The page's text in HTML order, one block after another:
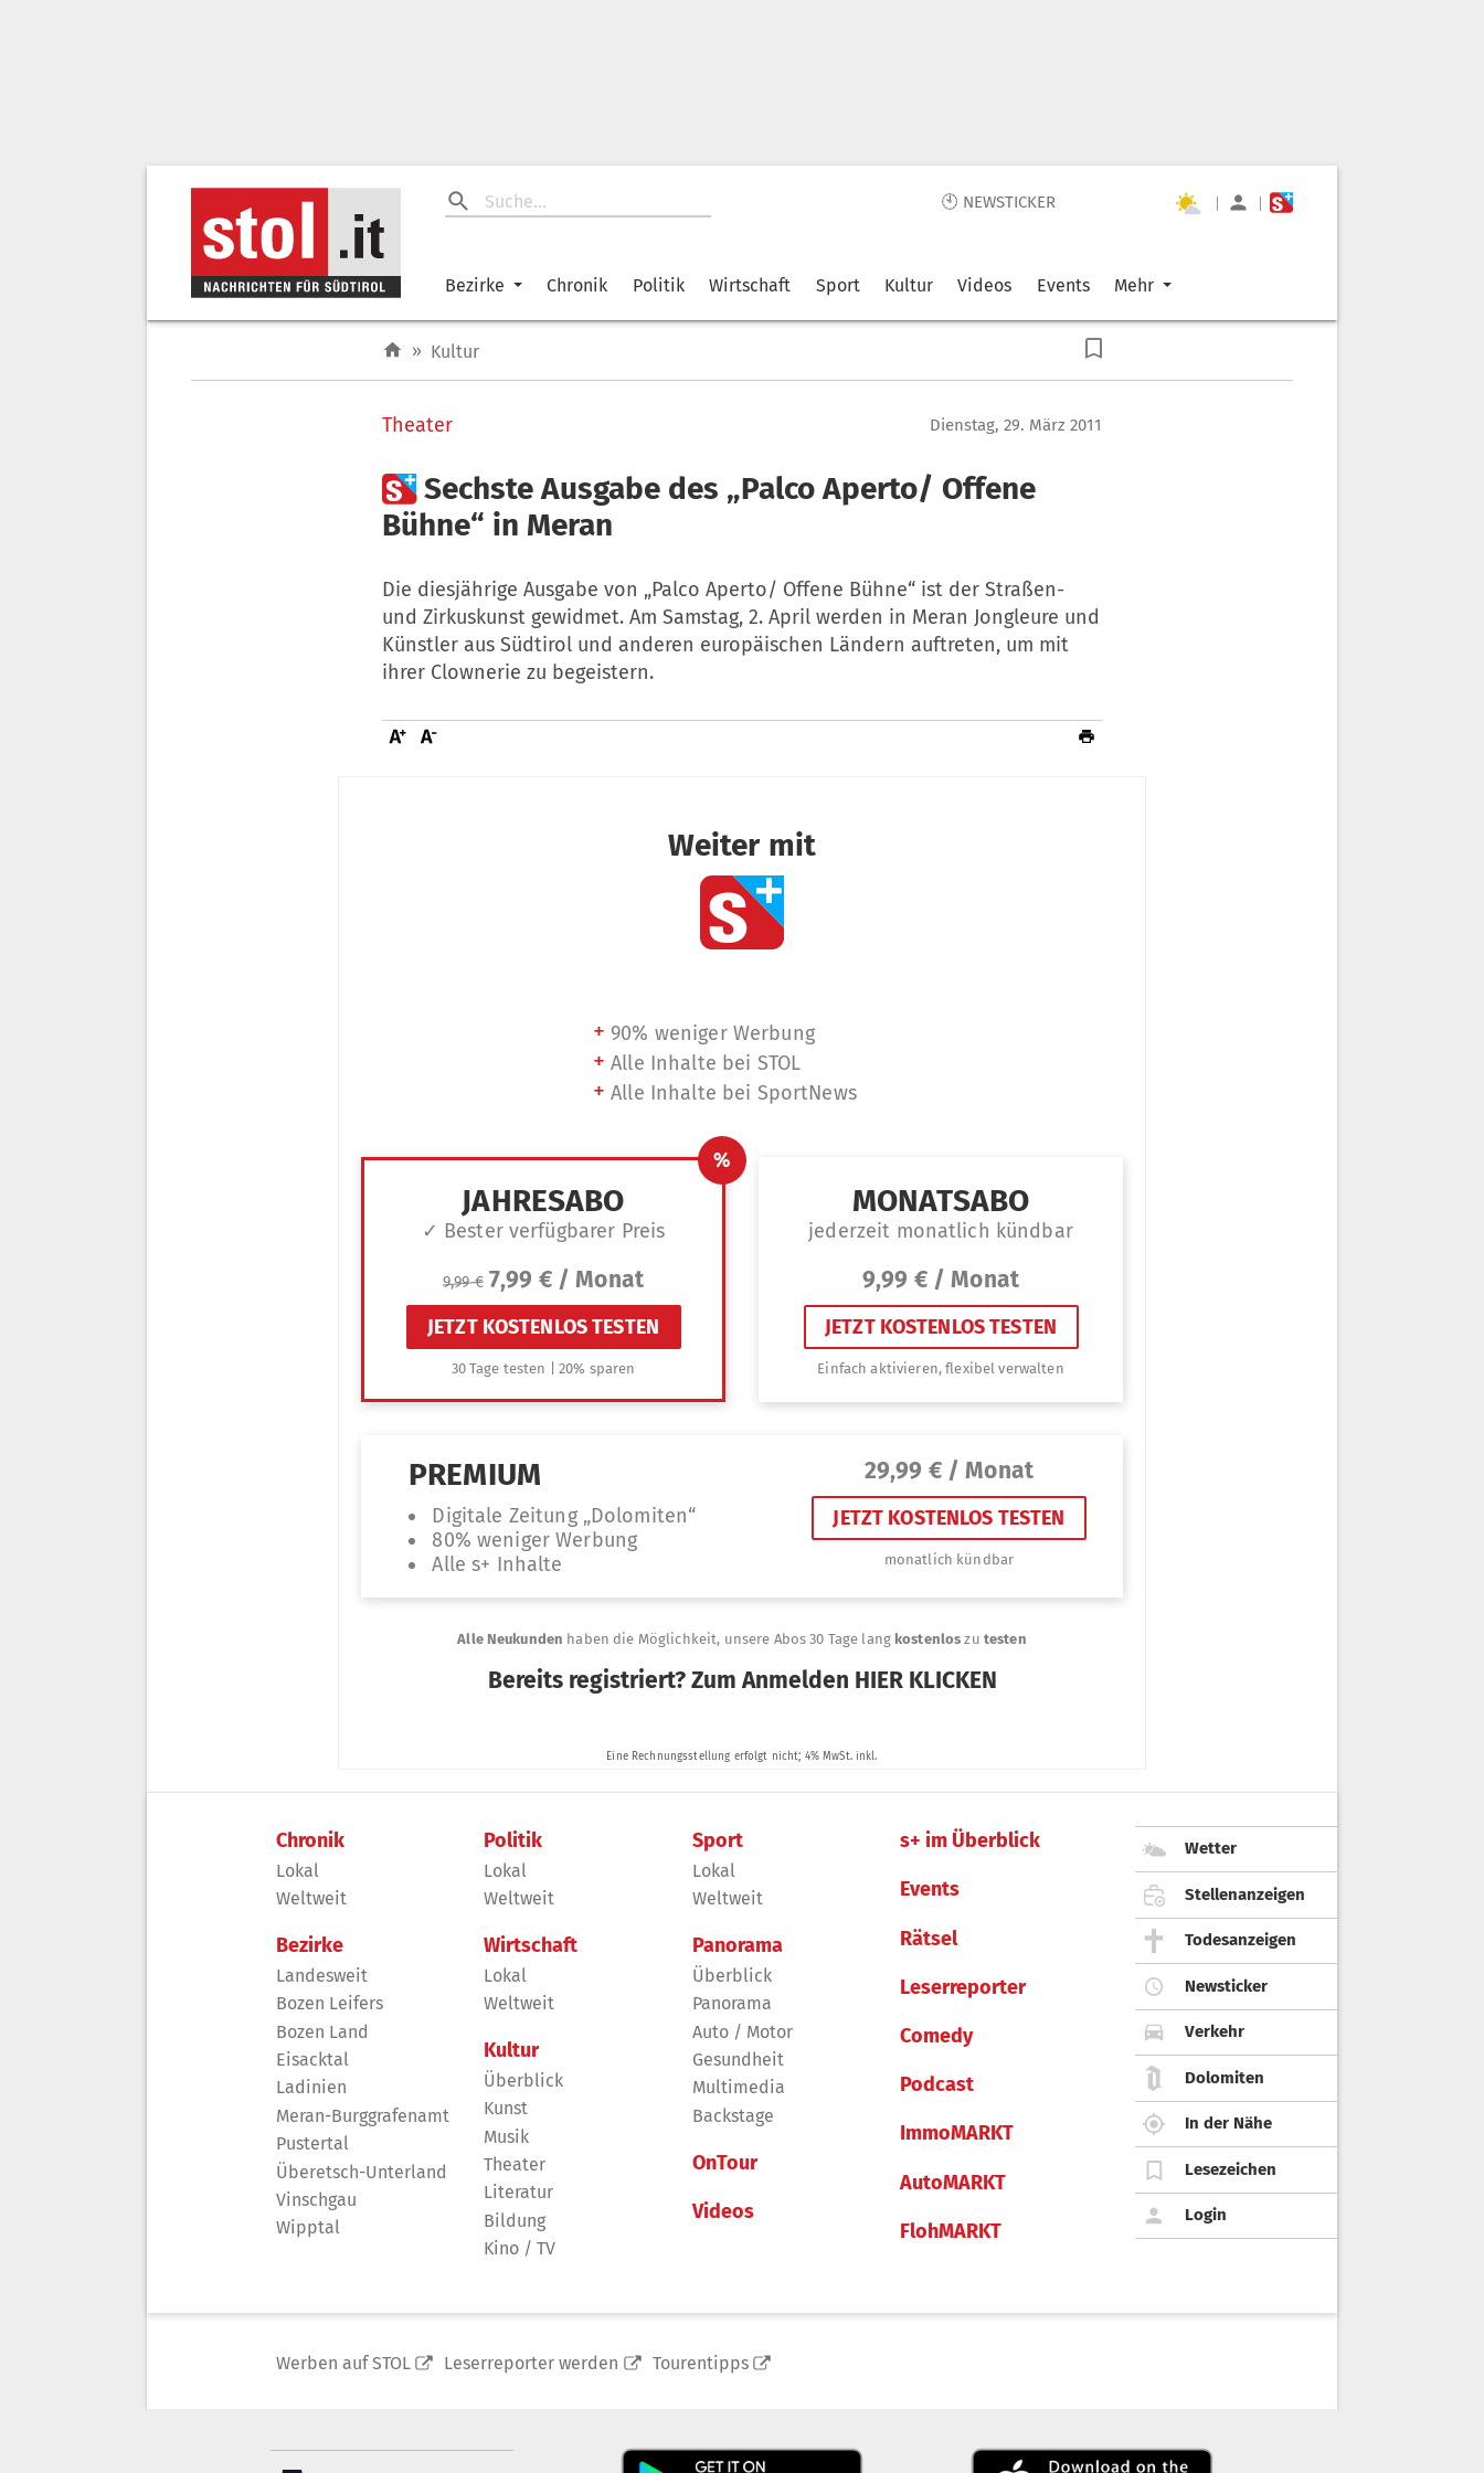
🕙 NEWSTICKER | |
Bezirke Chronik Politik Wirtschaft Sport Kultur Videos Events Mehr
» Kultur
Theater Dienstag, 29. März 2011
Sechste Ausgabe des „Palco Aperto/ Offene
Bühne“ in Meran
Die diesjährige Ausgabe von „Palco Aperto/ Offene Bühne“ ist der Straßen-
und Zirkuskunst gewidmet. Am Samstag, 2. April werden in Meran Jongleure und
Künstler aus Südtirol und anderen europäischen Ländern auftreten, um mit
ihrer Clownerie zu begeistern.
Chronik
Lokal
Weltweit
Bezirke
Landesweit
Bozen Leifers
Bozen Land
Eisacktal
Ladinien
Meran-Burggrafenamt
Pustertal
Überetsch-Unterland
Vinschgau
Wipptal
Politik
Lokal
Weltweit
Wirtschaft
Lokal
Weltweit
Kultur
Überblick
Kunst
Musik
Theater
Literatur
Bildung
Kino / TV
Sport
Lokal
Weltweit
Panorama
Überblick
Panorama
Auto / Motor
Gesundheit
Multimedia
Backstage
OnTour
Videos
s+ im Überblick
Events
Rätsel
Leserreporter
Comedy
Podcast
ImmoMARKT
AutoMARKT
FlohMARKT
Wetter
Stellenanzeigen
Todesanzeigen
Newsticker
Verkehr
Dolomiten
In der Nähe
Lesezeichen
Login
Werben auf STOL Leserreporter werden Tourentipps